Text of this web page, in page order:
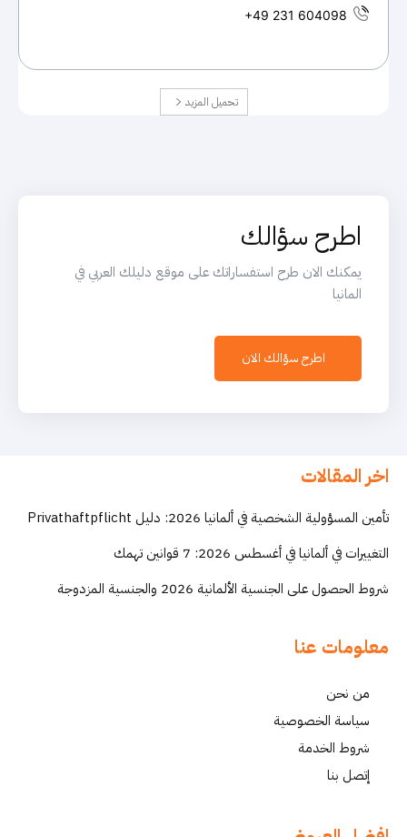
+49 231 604098
تحميل المزيد
اطرح سؤالك
يمكنك الان طرح استفساراتك على موقع دليلك العربي في
المانيا
اطرح سؤالك الان
اخر المقالات
تأمين المسؤولية الشخصية في ألمانيا 2026: دليل Privathaftpflicht
التغييرات في ألمانيا في أغسطس 2026: 7 قوانين تهمك
شروط الحصول على الجنسية الألمانية 2026 والجنسية المزدوجة
معلومات عنا
من نحن
سياسة الخصوصية
شروط الخدمة
إتصل بنا